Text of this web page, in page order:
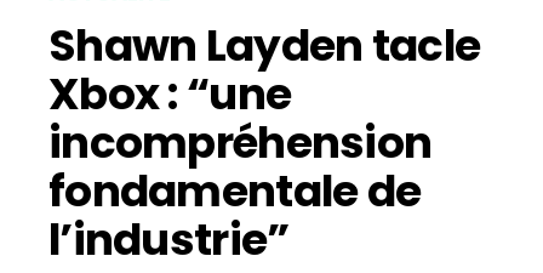
Shawn Layden tacle
Xbox : “une
incompréhension
fondamentale de
l’industrie”